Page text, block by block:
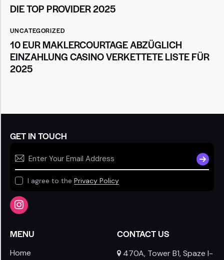
DIE TOP PROVIDER 2025
UNCATEGORIZED
10 EUR MAKLERCOURTAGE ABZÜGLICH
EINZAHLUNG CASINO VERKETTETE LISTE FÜR
2025
GET IN TOUCH
I agree to the Privacy Policy
MENU
Home
CONTACT US
470A, Tower B1, Spaze I-